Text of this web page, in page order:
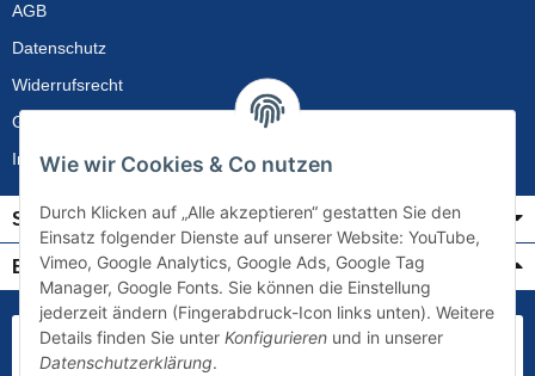
AGB
Datenschutz
Widerrufsrecht
Gewährleistung
Impressum
Service
Bezahlung & Versand
Wie wir Cookies & Co nutzen
Durch Klicken auf „Alle akzeptieren“ gestatten Sie den
Einsatz folgender Dienste auf unserer Website: YouTube,
Vimeo, Google Analytics, Google Ads, Google Tag
Manager, Google Fonts. Sie können die Einstellung
jederzeit ändern (Fingerabdruck-Icon links unten). Weitere
Details finden Sie unter Konfigurieren und in unserer
Datenschutzerklärung.